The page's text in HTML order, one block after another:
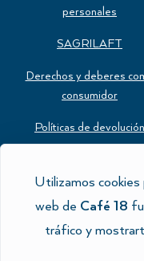
personales
SAGRILAFT
Derechos y deberes
consumidor
Políticas de devolución
Utilizamos cookies
web de Café 18
tráfico y